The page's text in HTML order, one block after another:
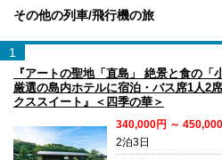
その他の列車/飛行機の旅
1
『アートの聖地「直島」 絶景と食の「
厳選の島内ホテルに宿泊・バス席1人2
クススイート』＜四季の華＞
340,000円 ～
2泊3日